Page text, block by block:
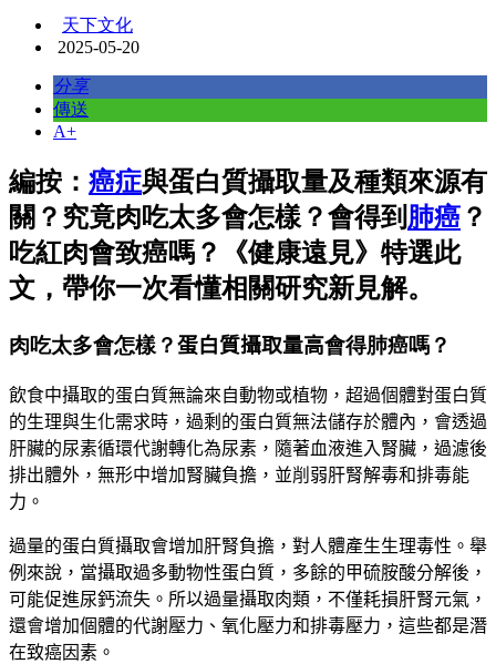
天下文化
2025-05-20
分享
傳送
A+
編按： 癌症與蛋白質攝取量及種類來源有
關？究竟肉吃太多會怎樣？會得到 肺癌 ？
吃紅肉會致癌嗎？《健康遠見》特選此
文，帶你一次看懂相關研究新見解。
肉吃太多會怎樣？蛋白質攝取量高會得肺癌嗎？
飲食中攝取的蛋白質無論來自動物或植物，超過個體對蛋白質
的生理與生化需求時，過剩的蛋白質無法儲存於體內，會透過
肝臟的尿素循環代謝轉化為尿素，隨著血液進入腎臟，過濾後
排出體外，無形中增加腎臟負擔，並削弱肝腎解毒和排毒能
力。
過量的蛋白質攝取會增加肝腎負擔，對人體產生生理毒性。舉
例來說，當攝取過多動物性蛋白質，多餘的甲硫胺酸分解後，
可能促進尿鈣流失。 所以過量攝取肉類，不僅耗損肝腎元氣，
還會增加個體的代謝壓力、氧化壓力和排毒壓力，這些都是潛
在致癌因素。